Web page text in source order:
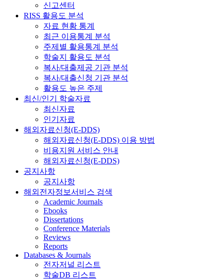
신고센터
RISS 활용도 분석
자료 현황 통계
최근 이용통계 분석
주제별 활용통계 분석
학술지 활용도 분석
복사/대출제공 기관 분석
복사/대출신청 기관 분석
활용도 높은 주제
최신/인기 학술자료
최신자료
인기자료
해외자료신청(E-DDS)
해외자료신청(E-DDS) 이용 방법
비용지원 서비스 안내
해외자료신청(E-DDS)
공지사항
공지사항
해외전자정보서비스 검색
Academic Journals
Ebooks
Dissertations
Conference Materials
Reviews
Reports
Databases & Journals
전자저널 리스트
학술DB 리스트